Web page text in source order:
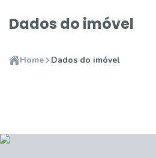
Dados do imóvel
Home Dados do imóvel